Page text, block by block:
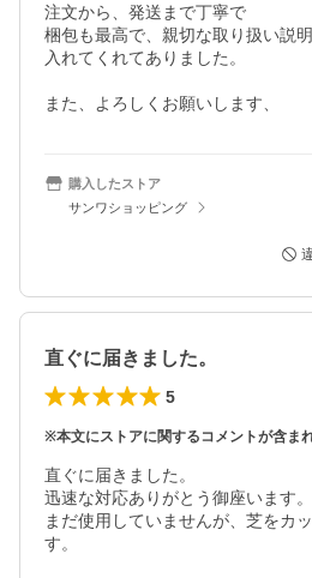
注文から、発送まで丁寧で
梱包も最高で、親切な取り扱い説
入れてくれてありました。
また、よろしくお願いします、
購入したストア
サンワショッピング
直ぐに届きました。
5
※本文にストアに関するコメントが含ま
直ぐに届きました。
迅速な対応ありがとう御座います。
まだ使用していませんが、芝をカ
す。